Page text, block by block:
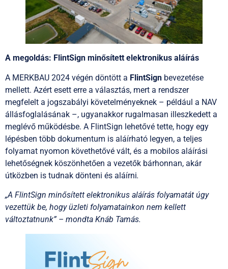
A megoldás: FlintSign minősített elektronikus aláírás
A MERKBAU 2024 végén döntött a FlintSign bevezetése
mellett. Azért esett erre a választás, mert a rendszer
megfelelt a jogszabályi követelményeknek – például a NAV
állásfoglalásának –, ugyanakkor rugalmasan illeszkedett a
meglévő működésbe. A FlintSign lehetővé tette, hogy egy
lépésben több dokumentum is aláírható legyen, a teljes
folyamat nyomon követhetővé vált, és a mobilos aláírási
lehetőségnek köszönhetően a vezetők bárhonnan, akár
útközben is tudnak dönteni és aláírni.
„A FlintSign minősített elektronikus aláírás folyamatát úgy
vezettük be, hogy üzleti folyamatainkon nem kellett
változtatnunk” – mondta Knáb Tamás.